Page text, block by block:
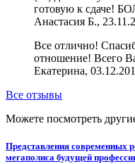
готовую к сдаче!
Анастасия Б.,
Все отлично!
отношение! Всего
Екатерина,
Все отзывы
Можете посмотреть
Представления современных
мегаполиса будущей